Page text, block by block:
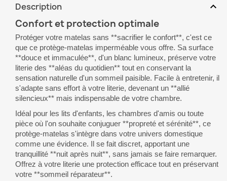
Description expand_more
Confort et protection optimale
Protéger votre matelas sans **sacrifier le confort**, c'est ce
que ce protège-matelas imperméable vous offre. Sa surface
**douce et immaculée**, d'un blanc lumineux, préserve votre
literie des **aléas du quotidien** tout en conservant la
sensation naturelle d'un sommeil paisible. Facile à entretenir, il
s'adapte sans effort à votre literie, devenant un **allié
silencieux** mais indispensable de votre chambre.
Idéal pour les lits d'enfants, les chambres d'amis ou toute
pièce où l'on souhaite conjuguer **propreté et sérénité**, ce
protège-matelas s'intègre dans votre univers domestique
comme une évidence. Il se fait discret, apportant une
tranquillité **nuit après nuit**, sans jamais se faire remarquer.
Offrez à votre literie une protection efficace tout en préservant
votre **sommeil réparateur**.